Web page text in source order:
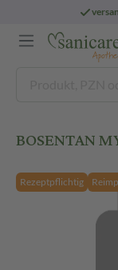
BOSENTAN
Rezeptpflichtig